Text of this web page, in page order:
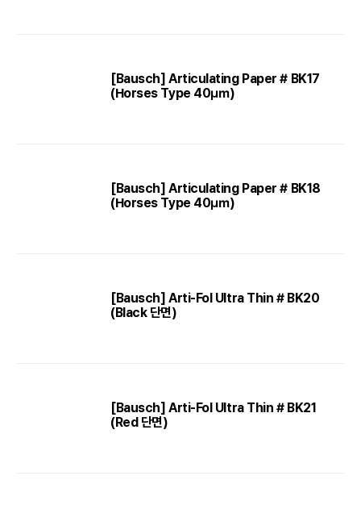
[Bausch] Articulating Paper # BK17
(Horses Type 40㎛)
[Bausch] Articulating Paper # BK18
(Horses Type 40㎛)
[Bausch] Arti-Fol Ultra Thin # BK20
(Black 단면)
[Bausch] Arti-Fol Ultra Thin # BK21
(Red 단면)